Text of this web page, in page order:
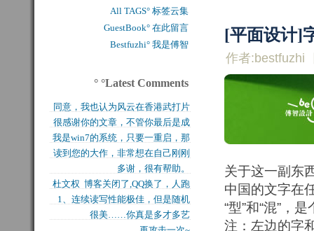
[平面设计]
作者:bestfuzhi
关于这一副东
中国的文字在
“型”和“混”，
注：左边的字
All TAGS° 标签云集
GuestBook° 在此留言
Bestfuzhi° 我是傅智
° °Latest Comments
同意，我也认为风云在香港武打片
历史上是绝无仅有的，...
很感谢你的文章，不管你最后是成
功还是失败，能让后来...
我是win7的系统，只要一重启，那
块MFT盘就无法...
读到您的大作，非常想在自己刚刚
买的固态硬盘上试试，...
多谢，很有帮助。
杜文权 博客关闭了,QQ换了，人跑
了 新的QQ...
1、连续读写性能极佳，但是随机
写入性能极差（这对于...
很美……你真是多才多艺